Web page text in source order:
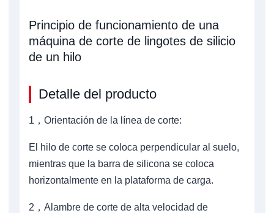
Principio de funcionamiento de una
máquina de corte de lingotes de silicio
de un hilo
Detalle del producto
1，Orientación de la línea de corte:
El hilo de corte se coloca perpendicular al suelo,
mientras que la barra de silicona se coloca
horizontalmente en la plataforma de carga.
2，Alambre de corte de alta velocidad de